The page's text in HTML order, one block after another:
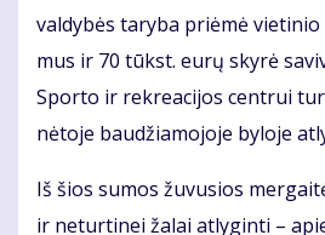
val­dy­bės ta­ry­ba pri­ėmė
mus ir 70 tūkst. eu­rų sky­rė
Spor­to ir rek­re­a­ci­jos cen­trui
nė­to­je bau­džia­mo­jo­je by­lo­je
Iš šios su­mos žu­vu­sios
ir ne­tur­ti­nei ža­lai at­ly­gin­ti –